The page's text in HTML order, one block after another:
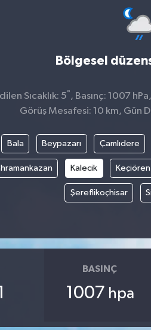
Bölgesel
Sıcaklık: 5° , Basınç: 1007
Görüş Mesafesi: 10 km, Gün
Bala Beypazarı Çamlıdere
Kalecik Keçiören
Şereflikoçhisar
BASINÇ
1007 hpa